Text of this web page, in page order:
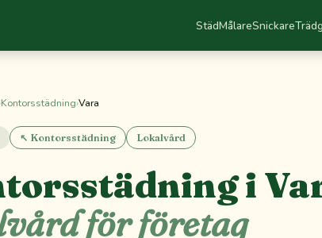
StädMålareSnickare
›Kontorsstädning›Vara
↖ Kontorsstädning Lokalvård
i
för företag